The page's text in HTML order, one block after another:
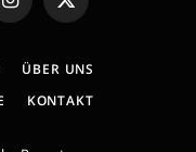
Instagram
X
(Twitter)
ÜBER UNS
KONTAKT